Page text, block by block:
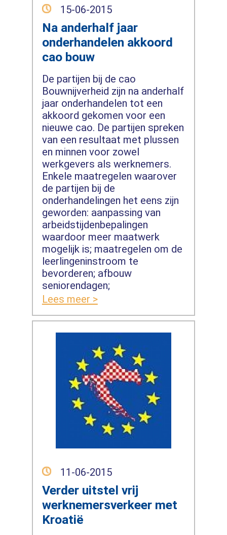
15-06-2015
Na anderhalf jaar
onderhandelen akkoord
cao bouw
De partijen bij de cao
Bouwnijverheid zijn na anderhalf
jaar onderhandelen tot een
akkoord gekomen voor een
nieuwe cao. De partijen spreken
van een resultaat met plussen
en minnen voor zowel
werkgevers als werknemers.
Enkele maatregelen waarover
de partijen bij de
onderhandelingen het eens zijn
geworden: aanpassing van
arbeidstijdenbepalingen
waardoor meer maatwerk
mogelijk is; maatregelen om de
leerlingeninstroom te
bevorderen; afbouw
seniorendagen;
Lees meer >
11-06-2015
Verder uitstel vrij
werknemersverkeer met
Kroatië